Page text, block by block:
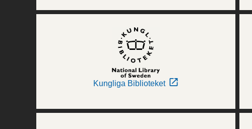
Kungliga Biblioteket